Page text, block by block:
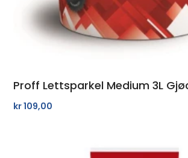
Proff Lettsparkel Medium 3L
kr109,00